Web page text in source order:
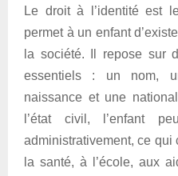
Le droit à l’identité est
permet à un enfant
la société. Il repose sur
essentiels : un nom,
naissance et une
l’état civil, l’enfant
administrativement, ce qui
la santé, à l’école, aux